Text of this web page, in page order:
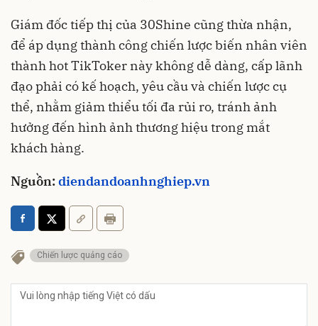
Giám đốc tiếp thị của 30Shine cũng thừa nhận,
để áp dụng thành công chiến lược biến nhân viên
thành hot TikToker này không dễ dàng, cấp lãnh
đạo phải có kế hoạch, yêu cầu và chiến lược cụ
thể, nhằm giảm thiểu tối đa rủi ro, tránh ảnh
hưởng đến hình ảnh thương hiệu trong mắt
khách hàng.
Nguồn:diendandoanhnghiep.vn
Chiến lược quảng cáo